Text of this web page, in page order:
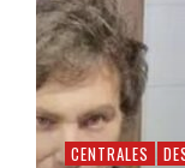
CENTRALES